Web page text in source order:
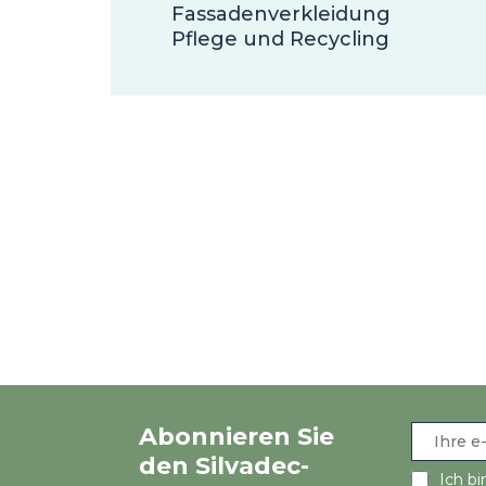
Fassadenverkleidung
Pflege und Recycling
Abonnieren Sie
den Silvadec-
Ich